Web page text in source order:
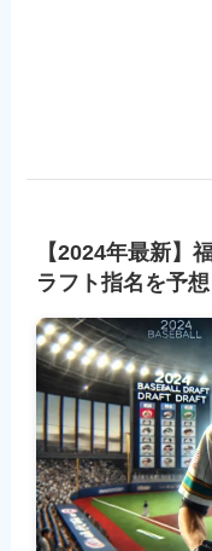
【2024年最新】
ラフト指名を予想